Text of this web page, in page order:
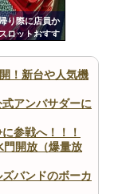
り際に店員か
ロットおすす
が
！新台や人気機
アンバサダーに
参戦へ！！！
門開放（爆量放
バンドのボーカ